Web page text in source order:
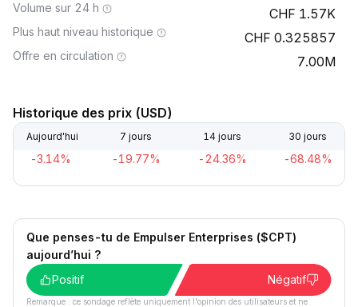
Volume sur 24 h 1.57K
Plus haut niveau historique 0.325857
Offre en circulation 7.00M
Historique des prix (USD)
Aujourd'hui 7 jours 14 jours 30 jours
-3.14% -19.77% -24.36% -68.48%
Que penses-tu de Empulser Enterprises ($CPT)
aujourd’hui ?
Positif
Négatif
Remarque : ce sondage reflète uniquement l'opinion des utilisateurs et ne